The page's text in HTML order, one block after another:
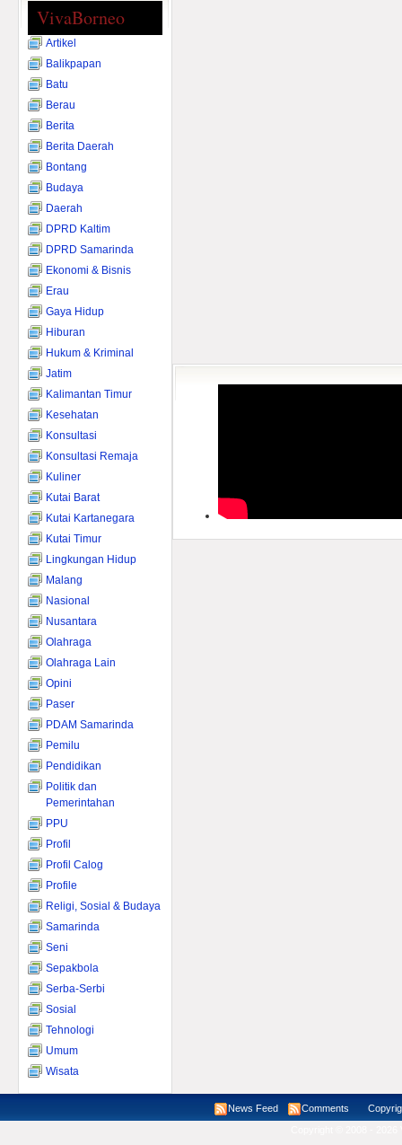
VivaBorneo
Artikel
Balikpapan
Batu
Berau
Berita
Berita Daerah
Bontang
Budaya
Daerah
DPRD Kaltim
DPRD Samarinda
Ekonomi & Bisnis
Erau
Gaya Hidup
Hiburan
Hukum & Kriminal
Jatim
Kalimantan Timur
Kesehatan
Konsultasi
Konsultasi Remaja
Kuliner
Kutai Barat
Kutai Kartanegara
Kutai Timur
Lingkungan Hidup
Malang
Nasional
Nusantara
Olahraga
Olahraga Lain
Opini
Paser
PDAM Samarinda
Pemilu
Pendidikan
Politik dan
Pemerintahan
PPU
Profil
Profil Calog
Profile
Religi, Sosial & Budaya
Samarinda
Seni
Sepakbola
Serba-Serbi
Sosial
Tehnologi
Umum
Wisata
News Feed Comments Copyright